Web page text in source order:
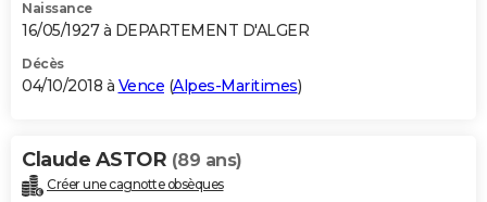
Naissance
16/05/1927 à DEPARTEMENT D'ALGER
Décès
04/10/2018 à Vence (Alpes-Maritimes)
Claude ASTOR (89 ans)
Créer une cagnotte obsèques